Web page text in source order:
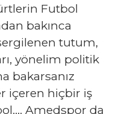
Futbol
bakınca
tutum,
yönelim politik
bakarsanız
içeren hiçbir iş
Amedspor da